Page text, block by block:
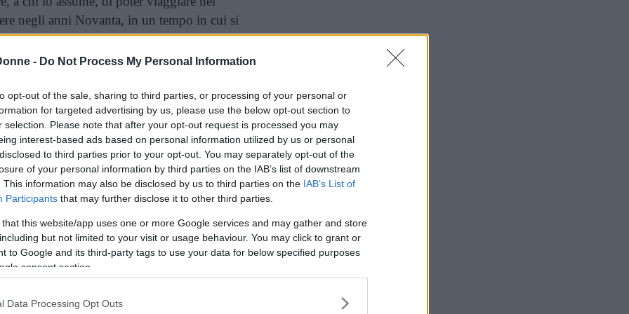
- Do Not Process My Personal Information
opt-out of the sale, sharing to third parties, or processing of your personal or
for targeted advertising by us, please use the below opt-out section to
selection. Please note that after your opt-out request is processed you may
interest-based ads based on personal information utilized by us or personal
to third parties prior to your opt-out. You may separately opt-out of the
of your personal information by third parties on the IAB’s list of downstream
This information may also be disclosed by us to third parties on the IAB’s List of
Participants that may further disclose it to other third parties.
that this website/app uses one or more Google services and may gather and store
but not limited to your visit or usage behaviour. You may click to grant or
to Google and its third-party tags to use your data for below specified purposes
consent section.
Data Processing Opt Outs
negli anni Novanta, in un tempo in cui si
appunto. Ma la cosa più importante è che
stare ancora insieme a Nina, tanto che lei,
vacanze estive, si troverà la casa sommersa
E, di colpo, messa di fronte a un
accantonare definitivamente il passato,
avanti, e quanta consapevole scelta
a leggere dopo la pubblicità
mettendo tanto di sé nel suo
a dare vita a un romanzo contemporaneo,
irrimediabilmente per ritrovarsi. Lei,
da quasi 70 mila seguaci a settimana,